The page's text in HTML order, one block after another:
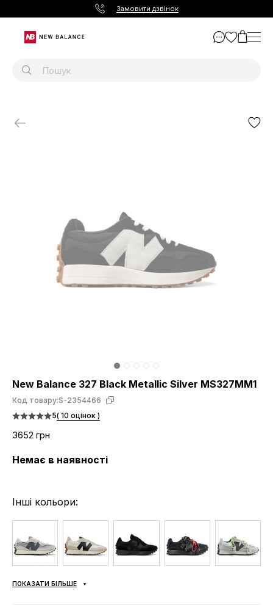
Замовити дзвінок
New Balance 327 Black Metallic Silver MS327MM1
Код товару:S-2354466
5( 10 оцінок )
3652 грн
Немає в наявності
Інші кольори:
ПОКАЗАТИ БІЛЬШЕ